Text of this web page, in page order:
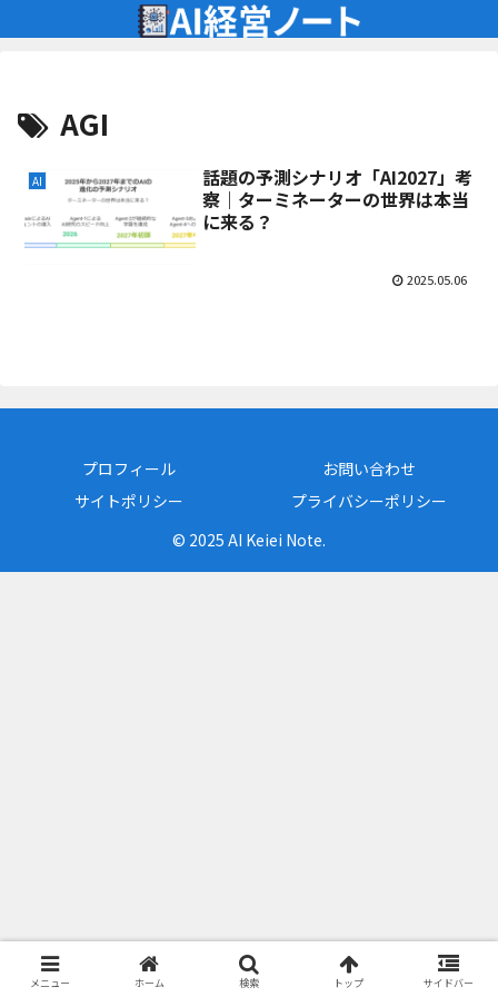
AGI
AI
話題の予測シナリオ「AI2027」考
察｜ターミネーターの世界は本当
に来る？
2025.05.06
プロフィール
お問い合わせ
サイトポリシー
プライバシーポリシー
© 2025 AI Keiei Note.
メニュー ホーム 検索 トップ サイドバー